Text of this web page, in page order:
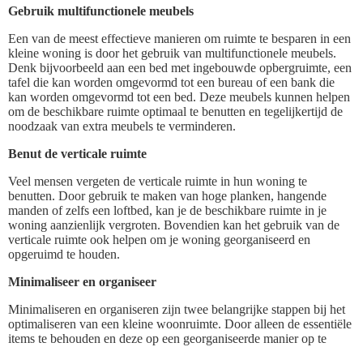
Gebruik multifunctionele meubels
Een van de meest effectieve manieren om ruimte te besparen in een
kleine woning is door het gebruik van multifunctionele meubels.
Denk bijvoorbeeld aan een bed met ingebouwde opbergruimte, een
tafel die kan worden omgevormd tot een bureau of een bank die
kan worden omgevormd tot een bed. Deze meubels kunnen helpen
om de beschikbare ruimte optimaal te benutten en tegelijkertijd de
noodzaak van extra meubels te verminderen.
Benut de verticale ruimte
Veel mensen vergeten de verticale ruimte in hun woning te
benutten. Door gebruik te maken van hoge planken, hangende
manden of zelfs een loftbed, kan je de beschikbare ruimte in je
woning aanzienlijk vergroten. Bovendien kan het gebruik van de
verticale ruimte ook helpen om je woning georganiseerd en
opgeruimd te houden.
Minimaliseer en organiseer
Minimaliseren en organiseren zijn twee belangrijke stappen bij het
optimaliseren van een kleine woonruimte. Door alleen de essentiële
items te behouden en deze op een georganiseerde manier op te